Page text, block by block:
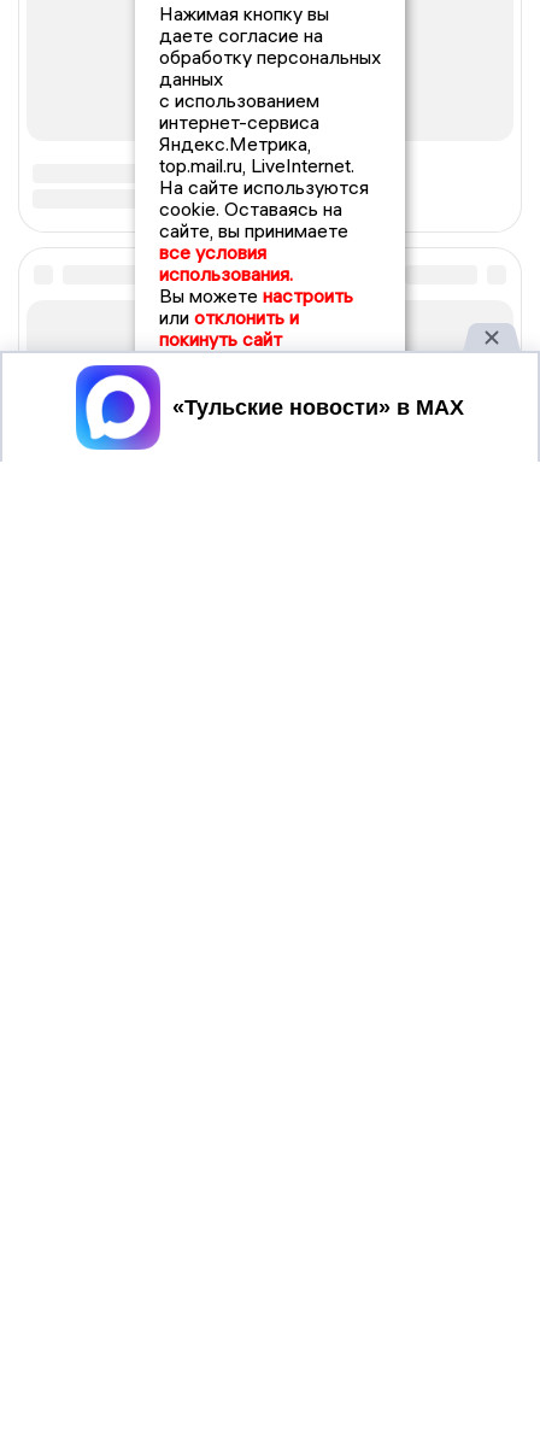
Нажимая кнопку вы
даете согласие на
обработку персональных
данных
с использованием
интернет-сервиса
Яндекс.Метрика,
top.mail.ru, LiveInternet.
На сайте используются
cookie. Оставаясь на
сайте, вы принимаете
все условия
использования.
Вы можете настроить
или отклонить и
покинуть сайт
Принять